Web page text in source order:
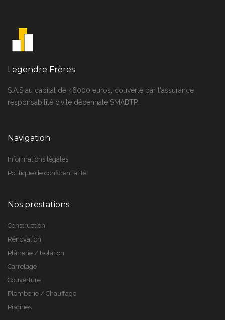
Legendre Frères
S.A.S au capital de 46000 euros, couverte par l'assurance
responsabilité civile décennale SMABTP.
Navigation
Informations légales
Politique de confidentialité
Nos prestations
Construction
Rénovation
Plâtrerie / Isolation
Carrelage
Couverture
Plomberie / Chauffage
Piscines